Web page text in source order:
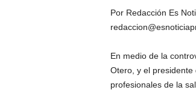
Por Redacción Es
En medio de la
Otero, y el
profesionales de la